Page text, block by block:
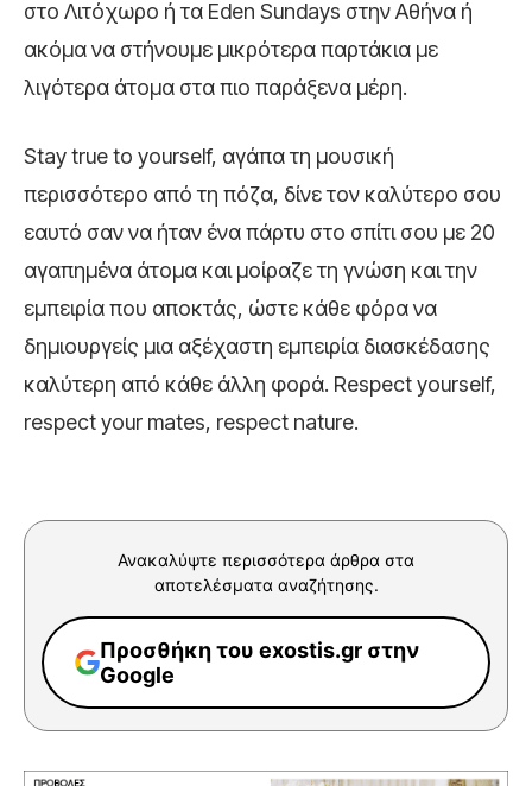
στο Λιτόχωρο ή τα Eden Sundays στην Αθήνα ή
ακόμα να στήνουμε μικρότερα παρτάκια με
λιγότερα άτομα στα πιο παράξενα μέρη.
Stay true to yourself, αγάπα τη μουσική
περισσότερο από τη πόζα, δίνε τον καλύτερο σου
εαυτό σαν να ήταν ένα πάρτυ στο σπίτι σου με 20
αγαπημένα άτομα και μοίραζε τη γνώση και την
εμπειρία που αποκτάς, ώστε κάθε φόρα να
δημιουργείς μια αξέχαστη εμπειρία διασκέδασης
καλύτερη από κάθε άλλη φορά. Respect yourself,
respect your mates, respect nature.
Ανακαλύψτε περισσότερα άρθρα στα
αποτελέσματα αναζήτησης.
Προσθήκη του exostis.gr στην
Google